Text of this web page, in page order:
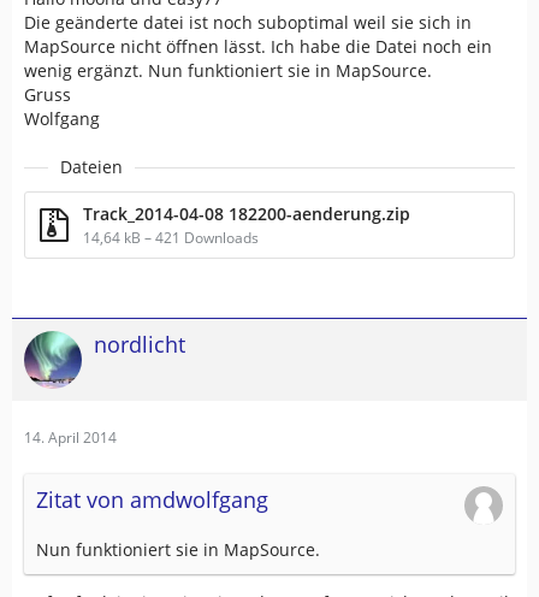
Die geänderte datei ist noch suboptimal weil sie sich in
MapSource nicht öffnen lässt. Ich habe die Datei noch ein
wenig ergänzt. Nun funktioniert sie in MapSource.
Gruss
Wolfgang
Dateien
Track_2014-04-08 182200-aenderung.zip
14,64 kB – 421 Downloads
nordlicht
14. April 2014
Zitat von amdwolfgang
Nun funktioniert sie in MapSource.